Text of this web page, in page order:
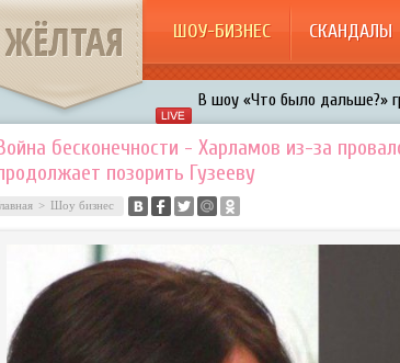
ЖЁЛТАЯ ШОУ-БИЗНЕС СКАНДАЛЫ
В шоу «Что было дальше?»
Авербух зарождает в
«Мужик на 200%»: Тарзан
воровками
Галкин променял Дроботенко
Расстались Энрике
бесконечности - Харламов из-за
позорить Гузееву
> Шоу бизнес